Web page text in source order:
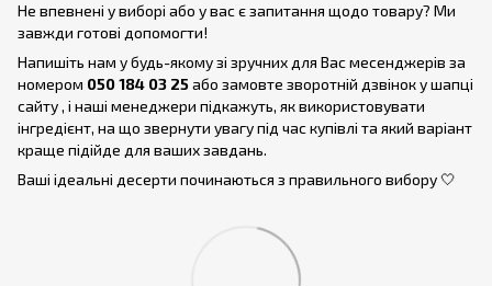
Не впевнені у виборі або у вас є запитання щодо товару? Ми
завжди готові допомогти!
Напишіть нам у будь-якому зі зручних для Вас месенджерів за
номером 050 184 03 25або замовте зворотній дзвінок у шапці
сайту , і наші менеджери підкажуть, як використовувати
інгредієнт, на що звернути увагу під час купівлі та який варіант
краще підійде для ваших завдань.
Ваші ідеальні десерти починаються з правильного вибору 🤍